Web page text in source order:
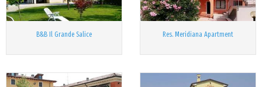
B&B Il Grande Salice Res. Meridiana Apartment